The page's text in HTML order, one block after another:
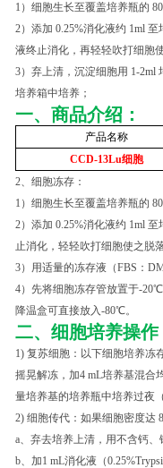
1）细胞生长至覆盖培养瓶的
2）添加 0.25%消化液约 1ml
液终止消化，再轻轻吹打细胞
3）弃上清，沉淀细胞用 1-2ml
培养箱中培养；
一、商品介绍：
产品名称
CCD-13Lu细胞
2、细胞冻存：
1）细胞生长至覆盖培养瓶的
2）添加 0.25%消化液约 1ml
止消化，轻轻吹打细胞使之脱
3）用适量的冻存液（FBS：
4）先将细胞冻存管放置于-
降温盒可直接放入-80℃。
二、细胞培养操作
1) 复苏细胞：以下细胞培养冻
摇晃解冻，加4 mL培养基混合
量培养基的培养瓶中培养过夜
2) 细胞传代：如果细胞密度达
a、弃去培养上清，用不含钙
b、加1 mL消化液（